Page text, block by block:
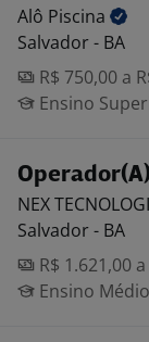
Alô Piscina
Salvador - BA
R$ 750,00 a
Ensino
NEX
Salvador - BA
R$ 1.621,00
Ensino